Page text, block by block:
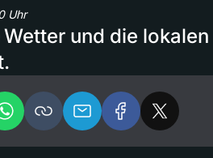
Uhr
und die